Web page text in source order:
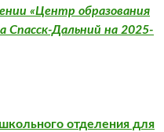
«Центр образования
Спасск-Дальний на 2025-
отделения для